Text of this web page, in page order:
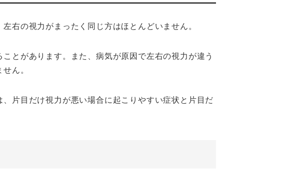
右の視力がまったく同じ方はほとんどいません。
とがあります。また、病気が原因で左右の視力が違う
ん。
片目だけ視力が悪い場合に起こりやすい症状と片目だ